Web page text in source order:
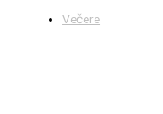
Večere